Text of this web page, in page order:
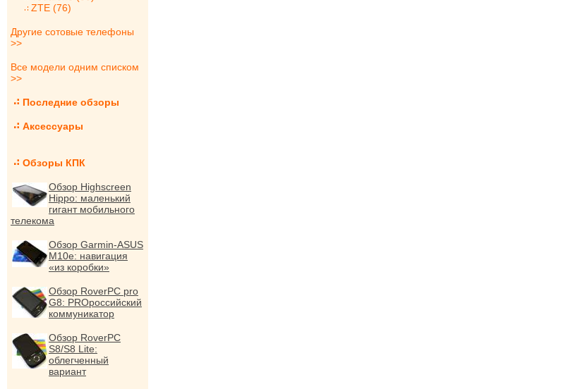
ZTE (76)
Другие сотовые телефоны
>>
Все модели одним списком
>>
Последние обзоры
Аксессуары
Обзоры КПК
Обзор Highscreen
Hippo: маленький
гигант мобильного
телекома
Обзор Garmin-ASUS
M10e: навигация
«из коробки»
Обзор RoverPC pro
G8: PROроссийский
коммуникатор
Обзор RoverPC
S8/S8 Lite:
облегченный
вариант